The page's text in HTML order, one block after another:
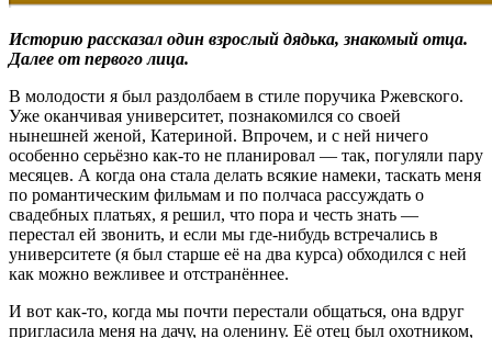
Историю рассказал один взрослый дядька, знакомый отца.
Далее от первого лица.
В молодости я был раздолбаем в стиле поручика Ржевского.
Уже оканчивая университет, познакомился со своей
нынешней женой, Катериной. Впрочем, и с ней ничего
особенно серьёзно как-то не планировал — так, погуляли пару
месяцев. А когда она стала делать всякие намеки, таскать меня
по романтическим фильмам и по полчаса рассуждать о
свадебных платьях, я решил, что пора и честь знать —
перестал ей звонить, и если мы где-нибудь встречались в
университете (я был старше её на два курса) обходился с ней
как можно вежливее и отстранённее.
И вот как-то, когда мы почти перестали общаться, она вдруг
пригласила меня на дачу, на оленину. Её отец был охотником,